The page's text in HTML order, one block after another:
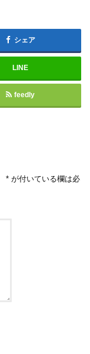
シェア
LINE
feedly
* が付いている欄は必